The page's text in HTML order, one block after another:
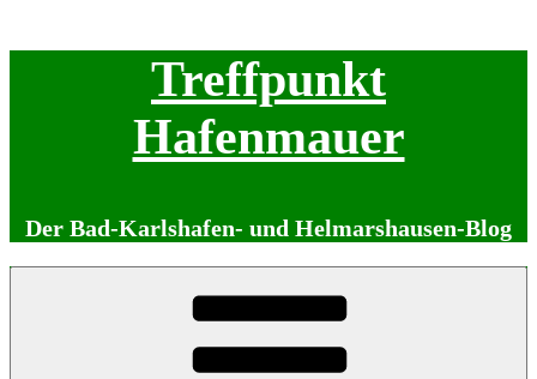
Treffpunkt
Hafenmauer
Der Bad-Karlshafen- und Helmarshausen-Blog